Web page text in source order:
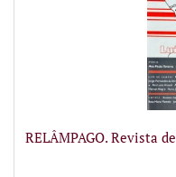
RELÂMPAGO. Revista